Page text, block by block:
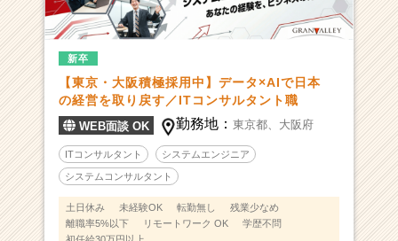
新卒
【東京・大阪積極採用中】データ×AIで日本
の経営を取り戻す／ITコンサルタント職
WEB面談 OK 勤務地：東京都、 大阪府
ITコンサルタント システムエンジニア
システムコンサルタント
土日休み 未経験OK 転勤無し
残業少なめ
離職率5%以下
リモートワーク OK
学歴不問